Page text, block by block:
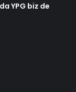
YPG biz de